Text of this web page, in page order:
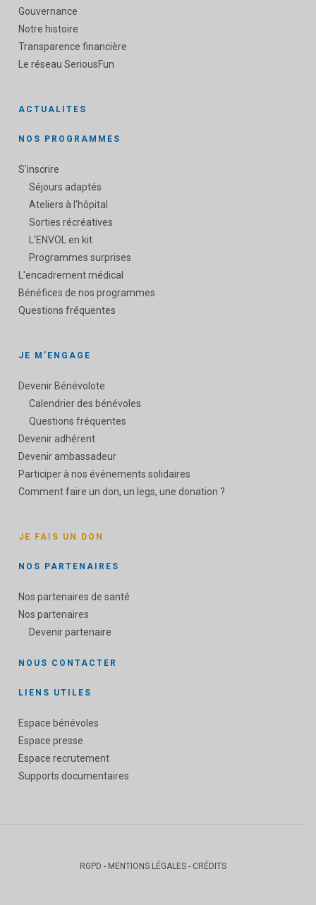
Gouvernance
Notre histoire
Transparence financière
Le réseau SeriousFun
ACTUALITES
NOS PROGRAMMES
S'inscrire
Séjours adaptés
Ateliers à l'hôpital
Sorties récréatives
L'ENVOL en kit
Programmes surprises
L'encadrement médical
Bénéfices de nos programmes
Questions fréquentes
JE M’ENGAGE
Devenir Bénévolote
Calendrier des bénévoles
Questions fréquentes
Devenir adhérent
Devenir ambassadeur
Participer à nos événements solidaires
Comment faire un don, un legs, une donation ?
JE FAIS UN DON
NOS PARTENAIRES
Nos partenaires de santé
Nos partenaires
Devenir partenaire
NOUS CONTACTER
LIENS UTILES
Espace bénévoles
Espace presse
Espace recrutement
Supports documentaires
RGPD - MENTIONS LÉGALES- CRÉDITS